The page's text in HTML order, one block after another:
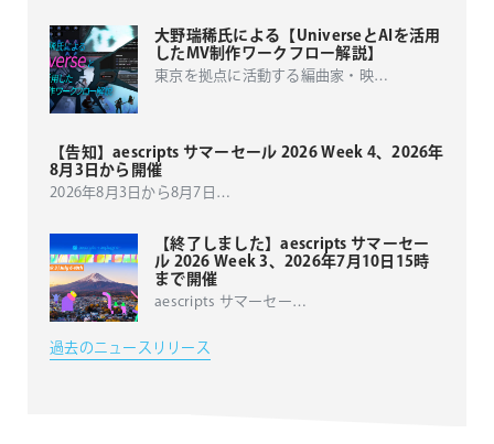
大野瑞稀氏による【UniverseとAIを活用
したMV制作ワークフロー解説】
東京を拠点に活動する編曲家・映…
【告知】aescripts サマーセール 2026 Week 4、2026年
8月3日から開催
2026年8月3日から8月7日…
【終了しました】aescripts サマーセー
ル 2026 Week 3、2026年7月10日15時
まで開催
aescripts サマーセー…
過去のニュースリリース